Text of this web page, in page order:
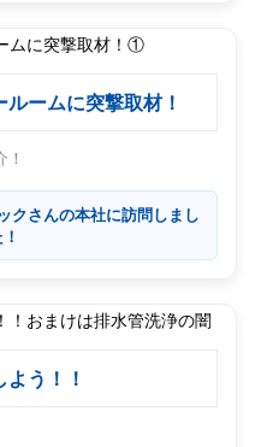
ームに突撃取材！
クさんの本社に訪問しまし
う！！